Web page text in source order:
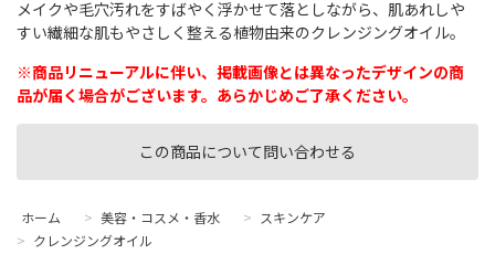
この商品について問い合わせる
メイクや毛穴汚れをすばやく浮かせて落としながら、肌あれしや
すい繊細な肌もやさしく整える植物由来のクレンジングオイル。
※商品リニューアルに伴い、掲載画像とは異なったデザインの商
品が届く場合がございます。あらかじめご了承ください。
ホーム > 美容・コスメ・香水 > スキンケア
> クレンジングオイル